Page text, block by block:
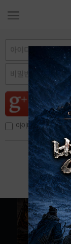
아이디, 이메일 저장
아